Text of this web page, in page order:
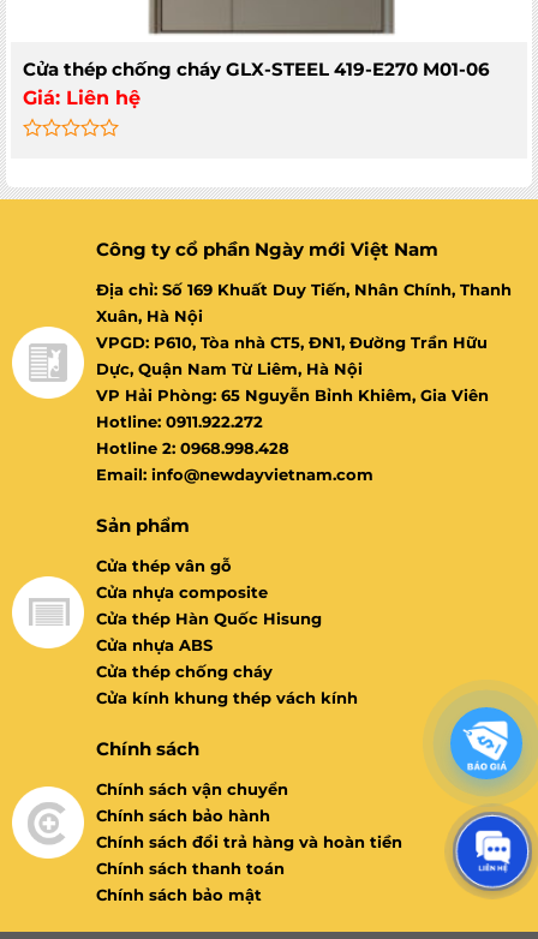
Cửa thép chống cháy GLX-STEEL 419-E270 M01-06
Giá: Liên hệ
out
Công ty cổ phần Ngày mới Việt Nam
Địa chỉ: Số 169 Khuất Duy Tiến, Nhân Chính, Thanh
Xuân, Hà Nội
VPGD: P610, Tòa nhà CT5, ĐN1, Đường Trần Hữu
Dực, Quận Nam Từ Liêm, Hà Nội
VP Hải Phòng: 65 Nguyễn Bỉnh Khiêm, Gia Viên
Hotline: 0911.922.272
Hotline 2: 0968.998.428
Email: info@newdayvietnam.com
Sản phẩm
Cửa thép vân gỗ
Cửa nhựa composite
Cửa thép Hàn Quốc Hisung
Cửa nhựa ABS
Cửa thép chống cháy
Cửa kính khung thép vách kính
Chính sách
Chính sách vận chuyển
Chính sách bảo hành
Chính sách đổi trả hàng và hoàn tiền
Chính sách thanh toán
Chính sách bảo mật